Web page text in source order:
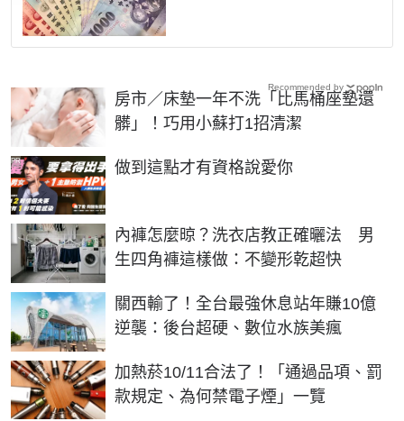
房市／床墊一年不洗「比馬桶座墊還
髒」！巧用小蘇打1招清潔
做到這點才有資格說愛你
PR
內褲怎麼晾？洗衣店教正確曬法 男
生四角褲這樣做：不變形乾超快
關西輸了！全台最強休息站年賺10億
逆襲：後台超硬、數位水族美瘋
加熱菸10/11合法了！「通過品項、罰
款規定、為何禁電子煙」一覽
Recommended by